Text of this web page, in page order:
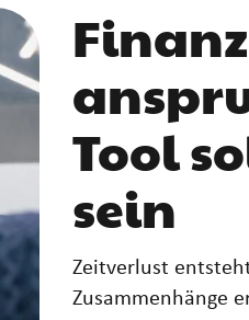
Tool
sein
Zeitverlust
Zusammenhänge